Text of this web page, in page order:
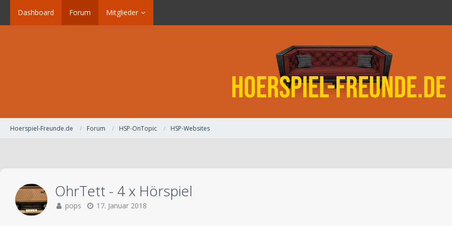
Dashboard Forum Mitglieder
Hoerspiel-Freunde.de Forum HSP-OnTopic HSP-Websites
OhrTett - 4 x Hörspiel
pops 17. Januar 2018